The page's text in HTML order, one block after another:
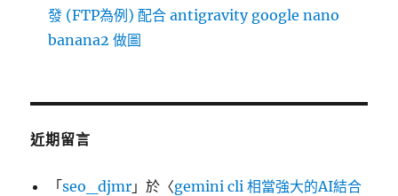
發 (FTP為例) 配合 antigravity google nano
banana2 做圖
近期留言
「seo_djmr 」於〈gemini cli 相當強大的AI結合